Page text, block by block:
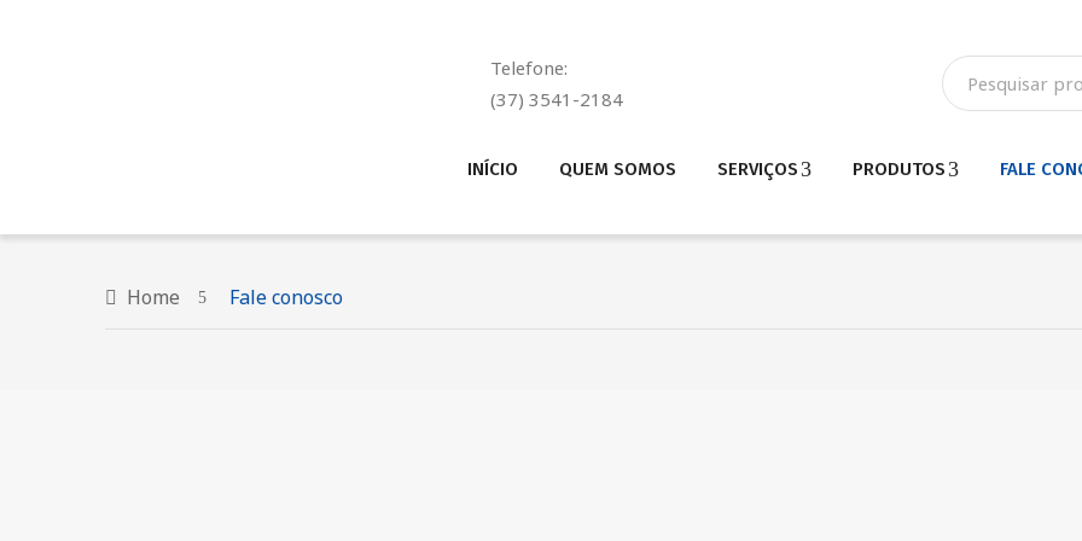
Telefone:
(37) 3541-2184
INÍCIO QUEM SOMOS SERVIÇOS PRODUTOS FALE
Home Fale conosco